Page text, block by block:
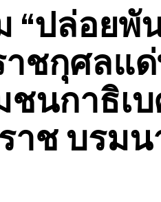
“ปล่อยพั
าชกุศลแ
ชนกาธิเ
าช บรม